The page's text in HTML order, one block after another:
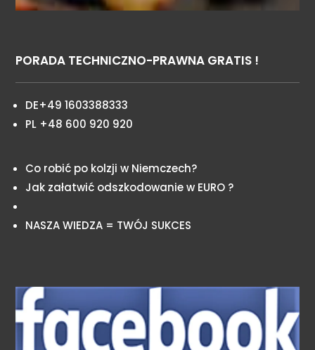
PORADA TECHNICZNO-PRAWNA GRATIS !
DE+49 1603388333
PL +48 600 920 920
Co robić po kolzji w Niemczech?
Jak załatwić odszkodowanie w EURO ?
NASZA WIEDZA = TWÓJ SUKCES